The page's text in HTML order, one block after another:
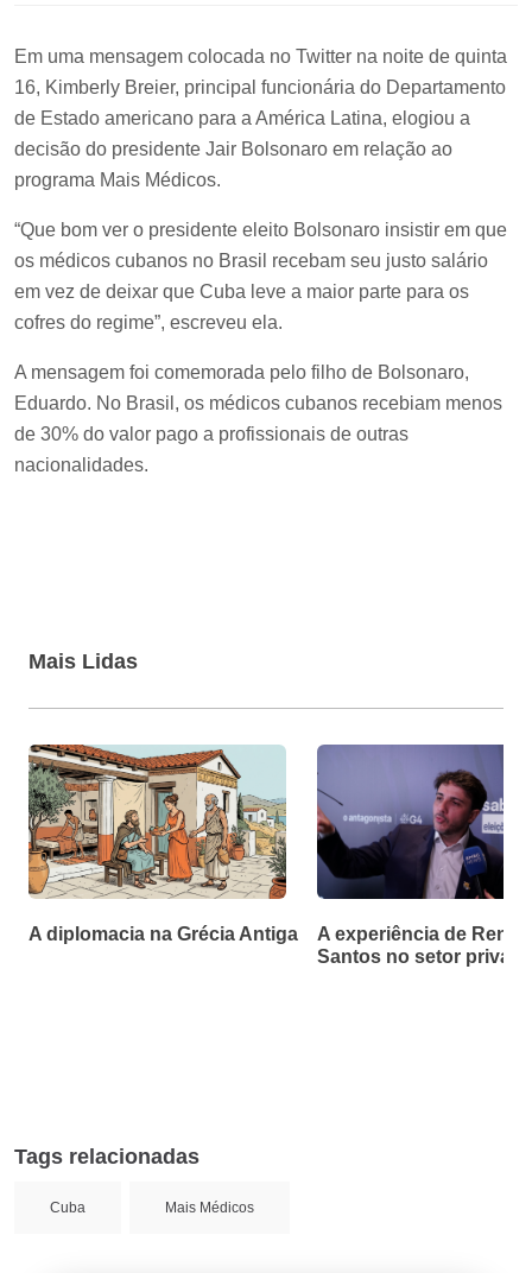
Em uma mensagem colocada no Twitter na noite de quinta
16, Kimberly Breier, principal funcionária do Departamento
de Estado americano para a América Latina, elogiou a
decisão do presidente Jair Bolsonaro em relação ao
programa Mais Médicos.
“Que bom ver o presidente eleito Bolsonaro insistir em que
os médicos cubanos no Brasil recebam seu justo salário
em vez de deixar que Cuba leve a maior parte para os
cofres do regime”, escreveu ela.
A mensagem foi comemorada pelo filho de Bolsonaro,
Eduardo. No Brasil, os médicos cubanos recebiam menos
de 30% do valor pago a profissionais de outras
nacionalidades.
Mais Lidas
A diplomacia na Grécia Antiga
A experiência de Renan
Santos no setor
Tags relacionadas
Cuba Mais Médicos